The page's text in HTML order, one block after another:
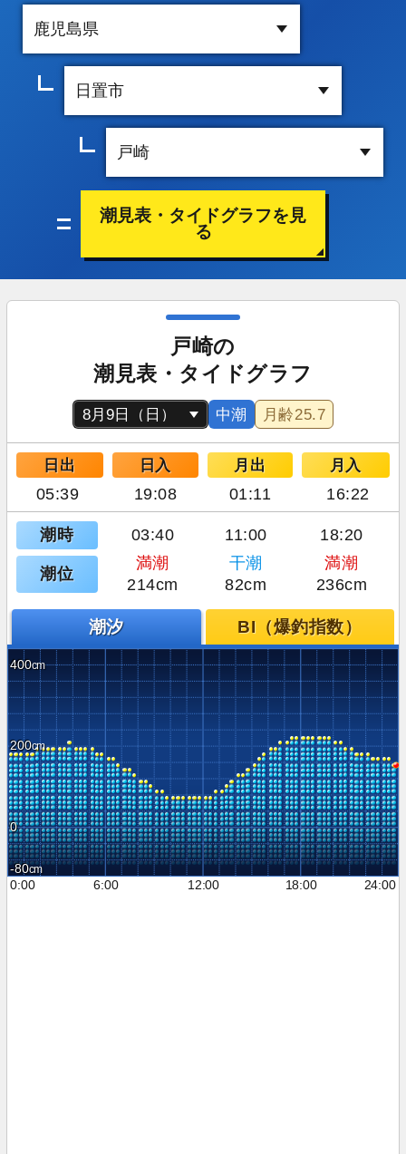
潮見表・タイドグラフを見
る
戸崎の
潮見表・タイドグラフ
中潮 月齢25.7
日出 日入 月出 月入
05:39 19:08 01:11 16:22
潮時 03:40 11:00 18:20
潮位
満潮 干潮
満潮
214cm
82cm 236cm
潮汐 BI（爆釣指数）
400
200
0
-80
0:00
6:00 12:00 18:00 24:00